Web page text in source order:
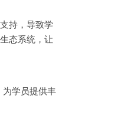
持，导致学
态系统，让
为学员提供丰